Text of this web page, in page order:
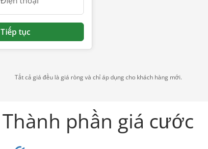
Tiếp tục
Tất cả giá đều là giá ròng và chỉ áp dụng cho khách hàng mới.
Thành phần giá cước